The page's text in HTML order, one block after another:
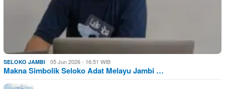
SELOKO JAMBI 05 Jun 2026 - 16:51 WIB
Makna Simbolik Seloko Adat Melayu Jambi …